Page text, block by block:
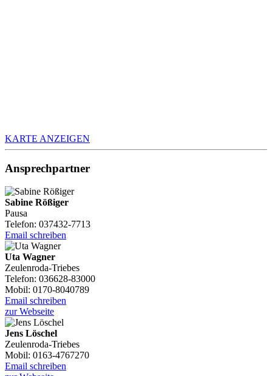
KARTE ANZEIGEN
Ansprechpartner
Sabine Rößiger
Pausa
Telefon: 037432-7713
Email schreiben
Uta Wagner
Zeulenroda-Triebes
Telefon: 036628-83000
Mobil: 0170-8040789
Email schreiben
zur Webseite
Jens Löschel
Zeulenroda-Triebes
Mobil: 0163-4767270
Email schreiben